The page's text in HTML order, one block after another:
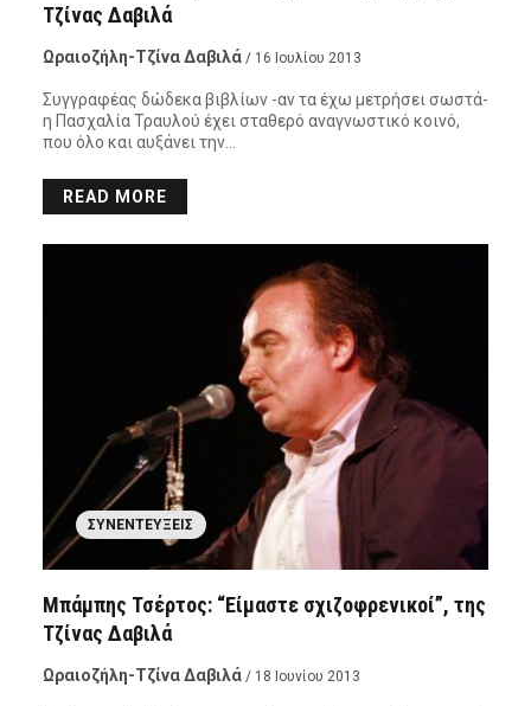
Τζίνας Δαβιλά
Ωραιοζήλη-Τζίνα Δαβιλά / 16 Ιουλίου 2013
Συγγραφέας δώδεκα βιβλίων -αν τα έχω μετρήσει σωστά-
η Πασχαλία Τραυλού έχει σταθερό αναγνωστικό κοινό,
που όλο και αυξάνει την…
READ MORE
ΣΥΝΕΝΤΕΎΞΕΙΣ
Μπάμπης Τσέρτος: “Είμαστε σχιζοφρενικοί”, της
Τζίνας Δαβιλά
Ωραιοζήλη-Τζίνα Δαβιλά / 18 Ιουνίου 2013